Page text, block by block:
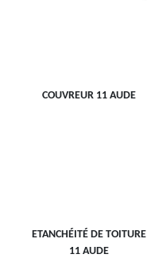
COUVREUR 11 AUDE
ETANCHÉITÉ DE TOITURE
11 AUDE